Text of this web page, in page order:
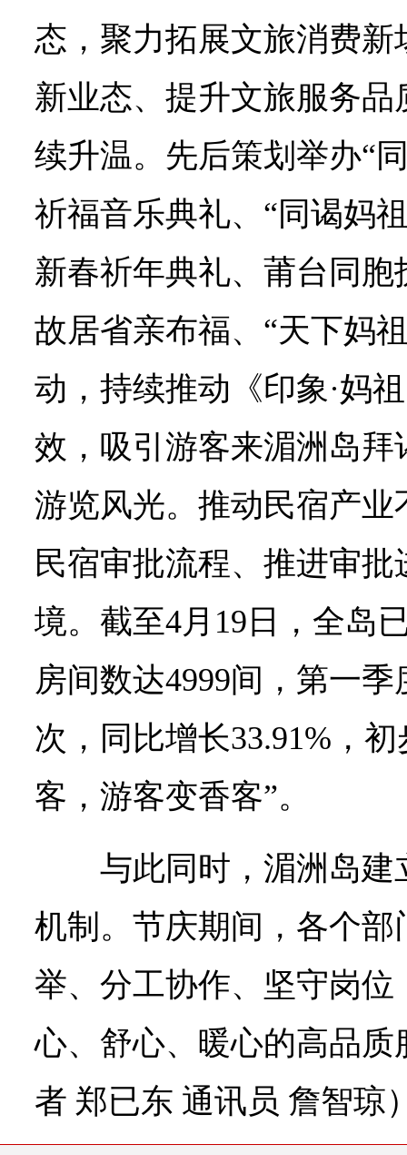
态，聚力拓展文旅消费
新业态、提升文旅服务
续升温。先后策划举办“
祈福音乐典礼、“同谒妈
新春祈年典礼、莆台同
故居省亲布福、“天下妈
动，持续推动《印象·妈
效，吸引游客来湄洲岛
游览风光。推动民宿产
民宿审批流程、推进审
境。截至4月19日，全岛
房间数达4999间，第一
次，同比增长33.91%，
客，游客变香客”。
与此同时，湄洲岛
机制。节庆期间，各个
举、分工协作、坚守岗
心、舒心、暖心的高品质
者 郑已东 通讯员 詹智琼